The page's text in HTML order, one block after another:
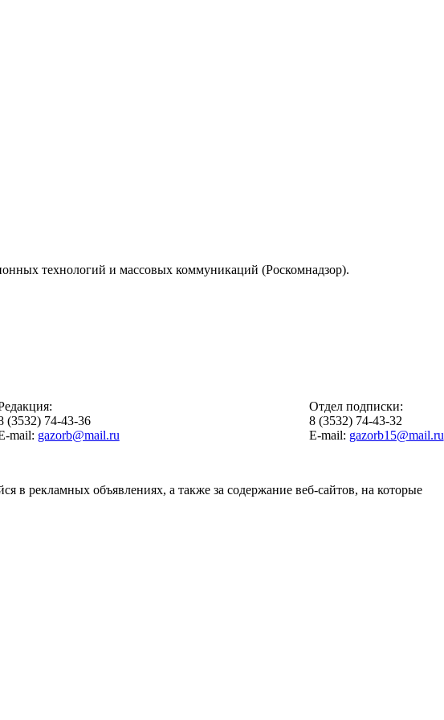
технологий и массовых коммуникаций (Роскомнадзор).
(3532) 74-43-36
mail: gazorb@mail.ru
Отдел подписки:
8 (3532) 74-43-32
E-mail: gazorb15@mail.ru
в рекламных объявлениях, а также за содержание веб-сайтов, на которые